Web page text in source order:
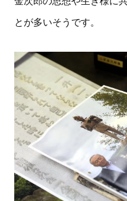
とが多いそうです。